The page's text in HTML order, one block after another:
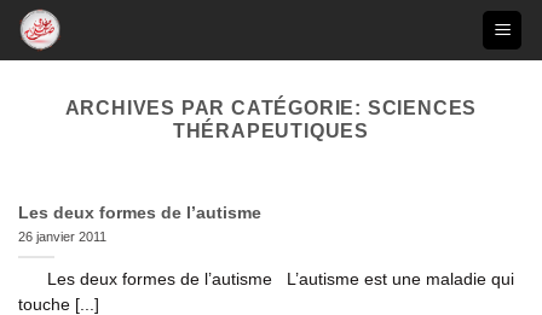
Passer
ARCHIVES PAR CATÉGORIE: SCIENCES
THÉRAPEUTIQUES
Les deux formes de l’autisme
26 janvier 2011
Les deux formes de l’autisme L’autisme est une maladie qui
touche [...]